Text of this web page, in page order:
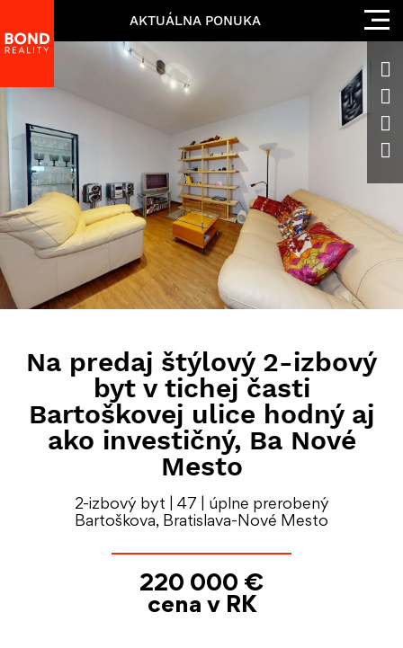
AKTUÁLNA PONUKA
Na predaj štýlový 2-izbový
byt v tichej časti
Bartoškovej ulice hodný aj
ako investičný, Ba Nové
Mesto
2-izbový byt | 47 | úplne prerobený
Bartoškova, Bratislava-Nové Mesto
220 000 €
cena v RK